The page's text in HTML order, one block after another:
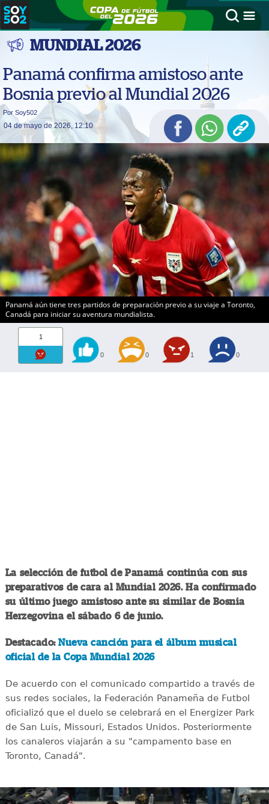
MUNDIAL 2026
Panamá confirma amistoso ante
Bosnia previo al Mundial 2026
Por Soy502
04 de mayo de 2026, 12:10
Panamá aún tiene tres partidos de preparación previo a su viaje a Toronto,
Canadá para iniciar su aventura mundialista.
1
0 0 1 0
La selección de futbol de Panamá continúa con sus
preparativos de cara al Mundial 2026. Ha confirmado
su último juego amistoso ante su similar de Bosnia
Herzegovina el sábado 6 de junio.
Destacado:Nueva canción para el álbum musical
oficial de la Copa Mundial 2026
De acuerdo con el comunicado compartido a través de
sus redes sociales, la Federación Panameña de Futbol
oficializó que el duelo se celebrará en el Energizer Park
de San Luis, Missouri, Estados Unidos. Posteriormente
los canaleros viajarán a su "campamento base en
Toronto, Canadá".